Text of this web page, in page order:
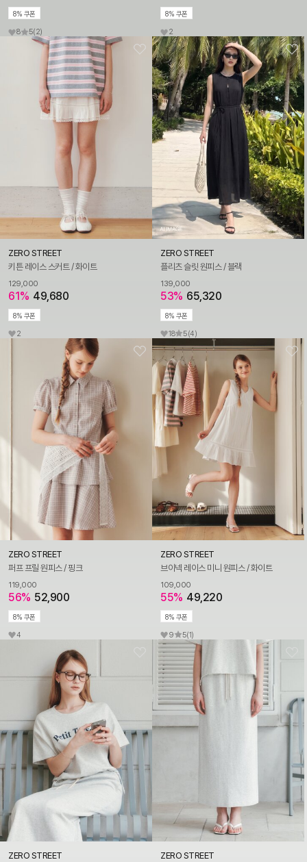
8% 쿠폰
8 5(2)
8% 쿠폰
2
ZERO STREET
키튼 레이스 스커트 / 화이트
129,000
61% 49,680
8% 쿠폰
2
ZERO STREET
플리츠 슬릿 원피스 / 블랙
139,000
53% 65,320
8% 쿠폰
18 5(4)
ZERO STREET
퍼프 프릴 원피스 / 핑크
119,000
56% 52,900
8% 쿠폰
4
ZERO STREET
브이넥 레이스 미니 원피스 / 화이트
109,000
55% 49,220
8% 쿠폰
9 5(1)
ZERO STREET
ZERO STREET